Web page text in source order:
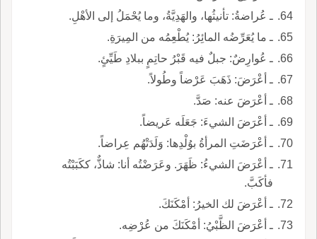
ـ عُراضةُ: تأنيثُها، والهَدِيَّةُ، وما يُحْمَلُ إلى الأهْلِ.
ـ ما يُعَرِّضُه المائِرُ: يُطْعِمُه من المِيرَةِ.
ـ عُوارِضٌ: جبلٌ فيه قَبْرُ حاتِمٍ ببلادِ طَيِّئٍ.
ـ أعْرَضَ: ذَهَبَ عَرْضاً وطُولاً.
ـ أعْرَضَ عنه: صَدَّ.
ـ أعْرَضَ الشيءَ: جَعَلَه عَريضاً.
ـ أعْرَضَتِ المرأةُ بوُلْدِها: وَلَدَتْهُم عِراضاً.
ـ أعْرَضَ الشيءُ: ظَهَرَ. وعَرَضْتُه أنا: شاذٌّ، ككَبَبْتُه
فأكَبَّ.
ـ أعْرَضَ لك الخيرُ: أمْكَنَكَ.
ـ أعْرَضَ الظَّبْيُ: أمْكَنَكَ من عُرْضِه.